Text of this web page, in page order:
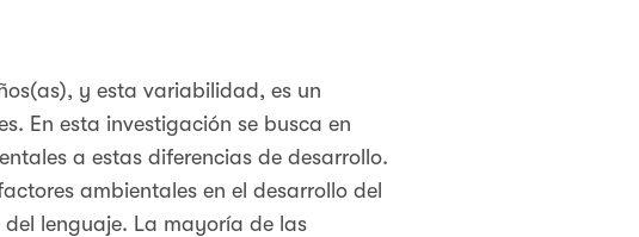
y esta variabilidad, es un
En esta investigación se busca en
a estas diferencias de desarrollo.
ambientales en el desarrollo del
del lenguaje. La mayoría de las